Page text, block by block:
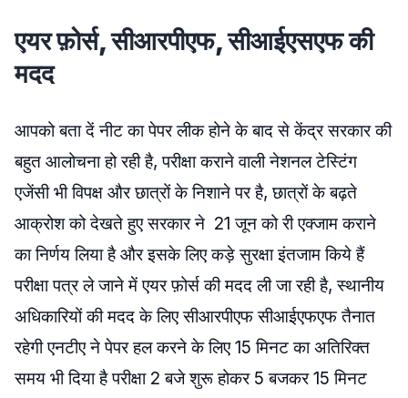
एयर फ़ोर्स, सीआरपीएफ, सीआईएसएफ की
मदद
आपको बता दें नीट का पेपर लीक होने के बाद से केंद्र सरकार की
बहुत आलोचना हो रही है, परीक्षा कराने वाली नेशनल टेस्टिंग
एजेंसी भी विपक्ष और छात्रों के निशाने पर है, छात्रों के बढ़ते
आक्रोश को देखते हुए सरकार ने 21 जून को री एक्जाम कराने
का निर्णय लिया है और इसके लिए कड़े सुरक्षा इंतजाम किये हैं
परीक्षा पत्र ले जाने में एयर फ़ोर्स की मदद ली जा रही है, स्थानीय
अधिकारियों की मदद के लिए सीआरपीएफ सीआईएफएफ तैनात
रहेगी एनटीए ने पेपर हल करने के लिए 15 मिनट का अतिरिक्त
समय भी दिया है परीक्षा 2 बजे शुरू होकर 5 बजकर 15 मिनट